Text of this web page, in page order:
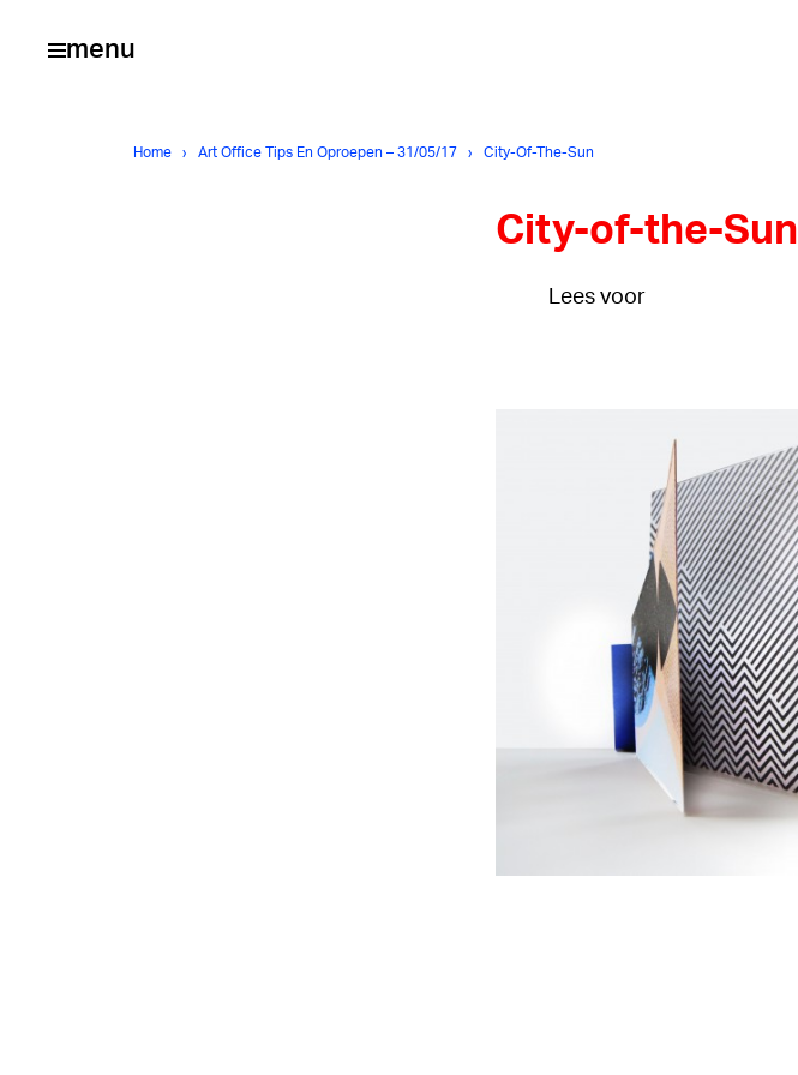
menu
Home › Art Office Tips En Oproepen – 31/05/17 › City-Of-The-Sun
City-of-the-Sun
Lees voor